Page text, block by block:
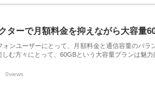
ターで月額料金を抑えながら大容量
ンユーザーにとって、月額料金と通信容量のバラ
む方々にとって、60GBという大容量プランは魅力
0views